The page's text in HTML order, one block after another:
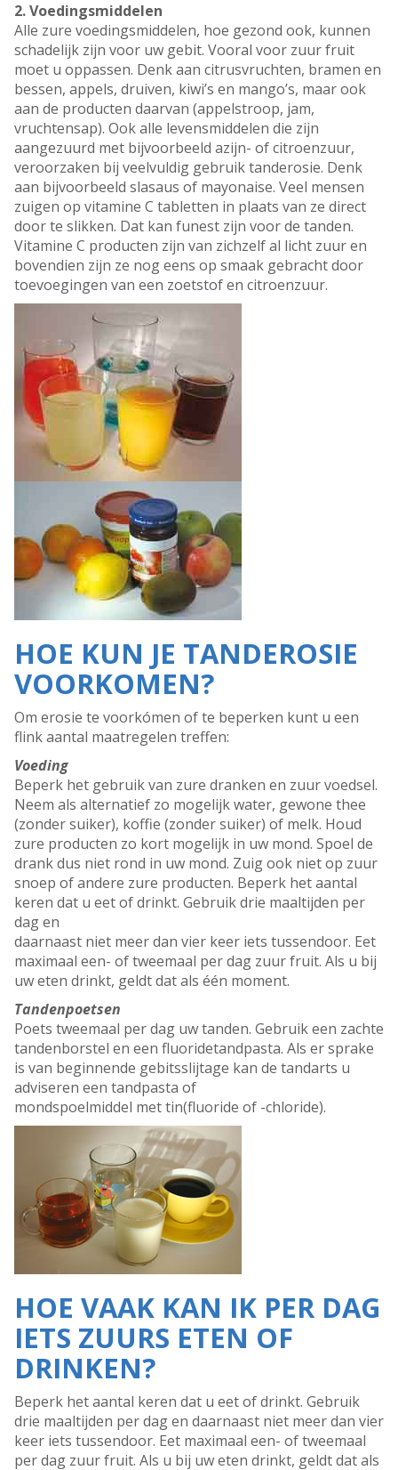
2. Voedingsmiddelen
Alle zure voedingsmiddelen, hoe gezond ook, kunnen
schadelijk zijn voor uw gebit. Vooral voor zuur fruit
moet u oppassen. Denk aan citrusvruchten, bramen en
bessen, appels, druiven, kiwi’s en mango’s, maar ook
aan de producten daarvan (appelstroop, jam,
vruchtensap). Ook alle levensmiddelen die zijn
aangezuurd met bijvoorbeeld azijn- of citroenzuur,
veroorzaken bij veelvuldig gebruik tanderosie. Denk
aan bijvoorbeeld slasaus of mayonaise. Veel mensen
zuigen op vitamine C tabletten in plaats van ze direct
door te slikken. Dat kan funest zijn voor de tanden.
Vitamine C producten zijn van zichzelf al licht zuur en
bovendien zijn ze nog eens op smaak gebracht door
toevoegingen van een zoetstof en citroenzuur.
HOE KUN JE TANDEROSIE
VOORKOMEN?
Om erosie te voorkómen of te beperken kunt u een
flink aantal maatregelen treffen:
Voeding
Beperk het gebruik van zure dranken en zuur voedsel.
Neem als alternatief zo mogelijk water, gewone thee
(zonder suiker), koffie (zonder suiker) of melk. Houd
zure producten zo kort mogelijk in uw mond. Spoel de
drank dus niet rond in uw mond. Zuig ook niet op zuur
snoep of andere zure producten. Beperk het aantal
keren dat u eet of drinkt. Gebruik drie maaltijden per
dag en
daarnaast niet meer dan vier keer iets tussendoor. Eet
maximaal een- of tweemaal per dag zuur fruit. Als u bij
uw eten drinkt, geldt dat als één moment.
Tandenpoetsen
Poets tweemaal per dag uw tanden. Gebruik een zachte
tandenborstel en een fluoridetandpasta. Als er sprake
is van beginnende gebitsslijtage kan de tandarts u
adviseren een tandpasta of
mondspoelmiddel met tin(fluoride of -chloride).
HOE VAAK KAN IK PER DAG
IETS ZUURS ETEN OF
DRINKEN?
Beperk het aantal keren dat u eet of drinkt. Gebruik
drie maaltijden per dag en daarnaast niet meer dan vier
keer iets tussendoor. Eet maximaal een- of tweemaal
per dag zuur fruit. Als u bij uw eten drinkt, geldt dat als